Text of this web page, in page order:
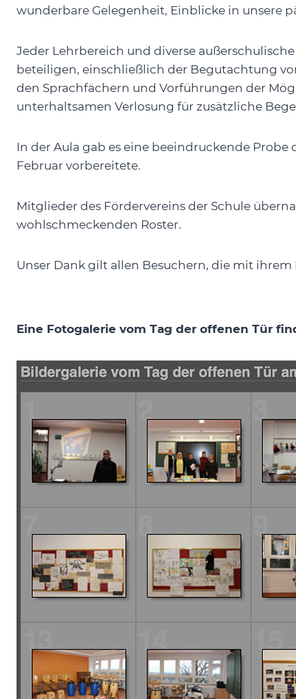
wunderbare Gelegenheit, Einblicke in unsere
Jeder Lehrbereich und diverse
beteiligen, einschließlich der Begutachtung
den Sprachfächern und Vorführungen der
unterhaltsamen Verlosung für zusätzliche
In der Aula gab es eine beeindruckende Probe
Februar vorbereitete.
Mitglieder des Fördervereins der Schule
wohlschmeckenden Roster.
Unser Dank gilt allen Besuchern, die mit
Eine Fotogalerie vom Tag der offenen Tür